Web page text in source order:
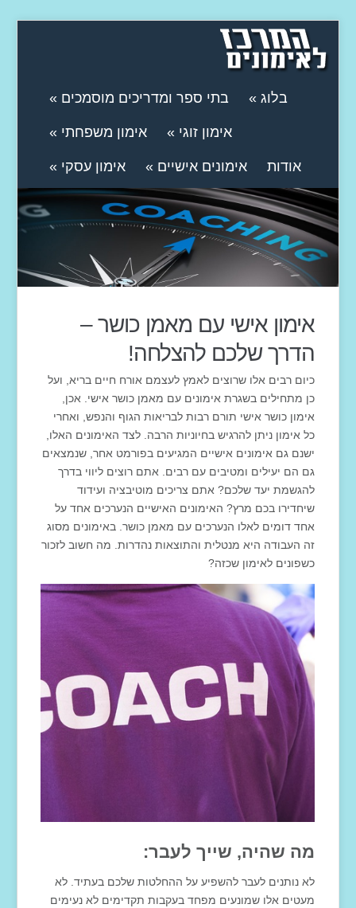
בתי ספר ומדריכים מוסמכים » בלוג»
אימון משפחתי » אימון זוגי »
אימון עסקי » אימונים אישיים » אודות
אימון אישי עם מאמן כושר –
הדרך שלכם להצלחה!
כיום רבים אלו שרוצים לאמץ לעצמם אורח חיים בריא, ועל
כן מתחילים בשגרת אימונים עם מאמן כושר אישי. אכן,
אימון כושר אישי תורם רבות לבריאות הגוף והנפש, ואחרי
כל אימון ניתן להרגיש בחיוניות הרבה. לצד האימונים האלו,
ישנם גם אימונים אישיים המגיעים בפורמט אחר, שנמצאים
גם הם יעילים ומטיבים עם רבים. אתם רוצים ליווי בדרך
להגשמת יעד שלכם? אתם צריכים מוטיבציה ועידוד
שיחדירו בכם מרץ? האימונים האישיים הנערכים אחד על
אחד דומים לאלו הנערכים עם מאמן כושר. באימונים מסוג
זה העבודה היא מנטלית והתוצאות נהדרות. מה חשוב לזכור
כשפונים לאימון שכזה?
מה שהיה, שייך לעבר:
לא נותנים לעבר להשפיע על ההחלטות שלכם בעתיד. לא
מעטים אלו שמונעים מפחד בעקבות תקדימים לא נעימים